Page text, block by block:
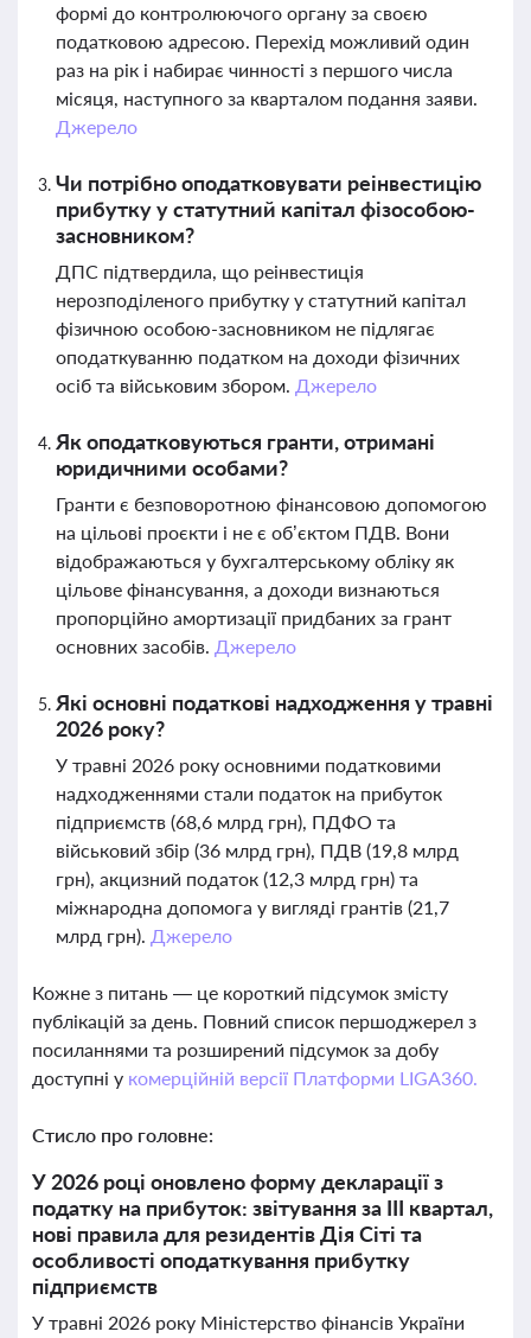
формі до контролюючого органу за своєю
податковою адресою. Перехід можливий один
раз на рік і набирає чинності з першого числа
місяця, наступного за кварталом подання заяви.
Джерело
Чи потрібно оподатковувати реінвестицію
прибутку у статутний капітал фізособою-
засновником?
ДПС підтвердила, що реінвестиція
нерозподіленого прибутку у статутний капітал
фізичною особою-засновником не підлягає
оподаткуванню податком на доходи фізичних
осіб та військовим збором. Джерело
Як оподатковуються гранти, отримані
юридичними особами?
Гранти є безповоротною фінансовою допомогою
на цільові проєкти і не є об’єктом ПДВ. Вони
відображаються у бухгалтерському обліку як
цільове фінансування, а доходи визнаються
пропорційно амортизації придбаних за грант
основних засобів. Джерело
Які основні податкові надходження у травні
2026 року?
У травні 2026 року основними податковими
надходженнями стали податок на прибуток
підприємств (68,6 млрд грн), ПДФО та
військовий збір (36 млрд грн), ПДВ (19,8 млрд
грн), акцизний податок (12,3 млрд грн) та
міжнародна допомога у вигляді грантів (21,7
млрд грн). Джерело
Кожне з питань — це короткий підсумок змісту
публікацій за день. Повний список першоджерел з
посиланнями та розширений підсумок за добу
доступні у комерційній версії Платформи LIGA360.
Стисло про головне:
У 2026 році оновлено форму декларації з
податку на прибуток: звітування за ІІІ квартал,
нові правила для резидентів Дія Сіті та
особливості оподаткування прибутку
підприємств
У травні 2026 року Міністерство фінансів України